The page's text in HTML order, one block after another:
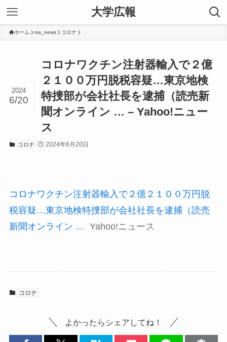
大学広報
ホーム rss_news コロナ
コロナワクチン注射器輸入で２億
２１００万円脱税容疑…東京地検
特捜部が会社社長を逮捕（読売新
聞オンライン … – Yahoo!ニュー
ス
2024
6/20
コロナ 2024年6月20日
コロナワクチン注射器輸入で２億２１００万円脱
税容疑…東京地検特捜部が会社社長を逮捕（読売
新聞オンライン … Yahoo!ニュース
コロナ
よかったらシェアしてね！